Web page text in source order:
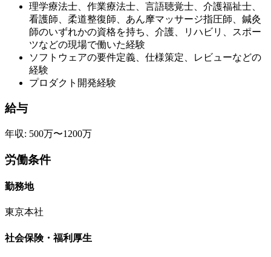
理学療法士、作業療法士、言語聴覚士、介護福祉士、
看護師、柔道整復師、あん摩マッサージ指圧師、鍼灸
師のいずれかの資格を持ち、介護、リハビリ、スポー
ツなどの現場で働いた経験
ソフトウェアの要件定義、仕様策定、レビューなどの
経験
プロダクト開発経験
給与
年収: 500万〜1200万
労働条件
勤務地
東京本社
社会保険・福利厚生